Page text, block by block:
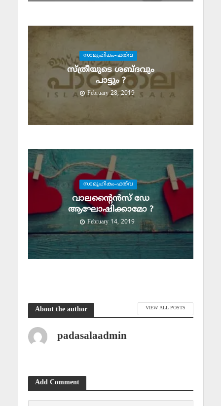
സാമൂഹികം-ഫത്‌വ
സ്ത്രീയുടെ ശബ്ദവും
പാട്ടും ?
February 28, 2019
സാമൂഹികം-ഫത്‌വ
വാലന്റൈന്‍സ് ഡേ
ആഘോഷിക്കാമോ ?
February 14, 2019
About the author VIEW ALL POSTS
padasalaadmin
Add Comment